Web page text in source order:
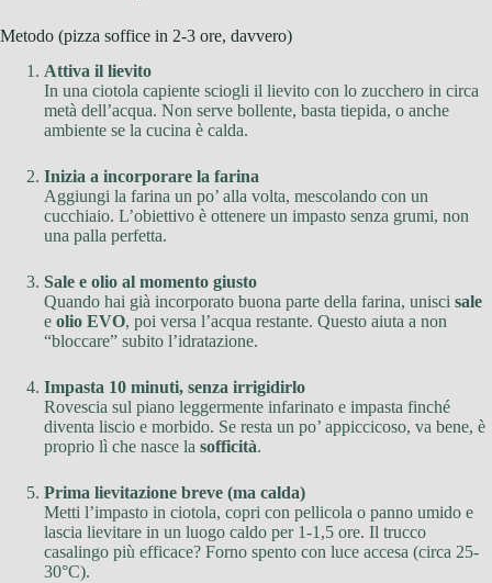
Metodo (pizza soffice in 2-3 ore, davvero)
Attiva il lievito
In una ciotola capiente sciogli il lievito con lo zucchero in circa
metà dell’acqua. Non serve bollente, basta tiepida, o anche
ambiente se la cucina è calda.
Inizia a incorporare la farina
Aggiungi la farina un po’ alla volta, mescolando con un
cucchiaio. L’obiettivo è ottenere un impasto senza grumi, non
una palla perfetta.
Sale e olio al momento giusto
Quando hai già incorporato buona parte della farina, unisci sale
e olio EVO, poi versa l’acqua restante. Questo aiuta a non
“bloccare” subito l’idratazione.
Impasta 10 minuti, senza irrigidirlo
Rovescia sul piano leggermente infarinato e impasta finché
diventa liscio e morbido. Se resta un po’ appiccicoso, va bene, è
proprio lì che nasce la sofficità.
Prima lievitazione breve (ma calda)
Metti l’impasto in ciotola, copri con pellicola o panno umido e
lascia lievitare in un luogo caldo per 1-1,5 ore. Il trucco
casalingo più efficace? Forno spento con luce accesa (circa 25-
30°C).